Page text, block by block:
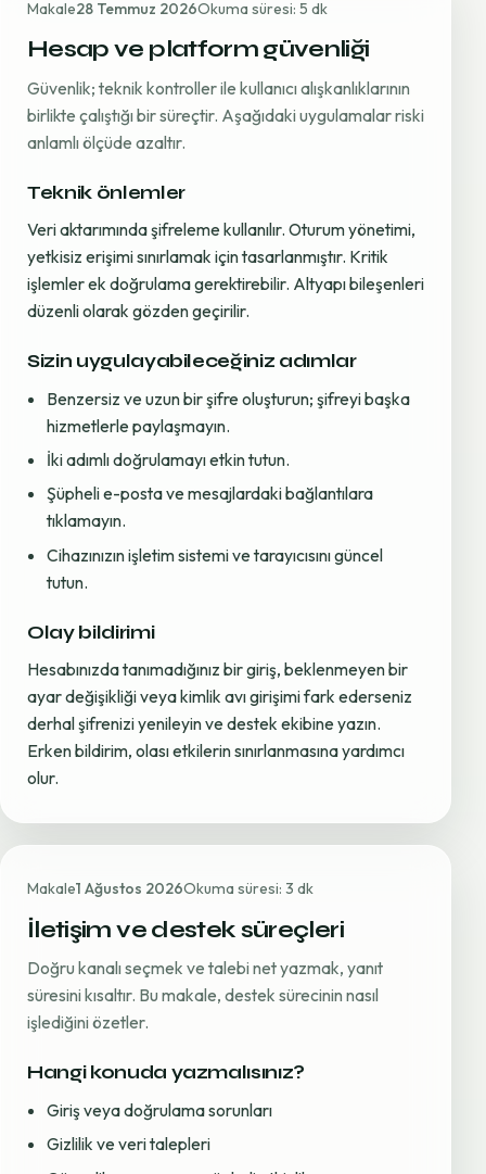
Makale28 Temmuz 2026Okuma süresi: 5 dk
Hesap ve platform güvenliği
Güvenlik; teknik kontroller ile kullanıcı alışkanlıklarının
birlikte çalıştığı bir süreçtir. Aşağıdaki uygulamalar riski
anlamlı ölçüde azaltır.
Teknik önlemler
Veri aktarımında şifreleme kullanılır. Oturum yönetimi,
yetkisiz erişimi sınırlamak için tasarlanmıştır. Kritik
işlemler ek doğrulama gerektirebilir. Altyapı bileşenleri
düzenli olarak gözden geçirilir.
Sizin uygulayabileceğiniz adımlar
Benzersiz ve uzun bir şifre oluşturun; şifreyi başka
hizmetlerle paylaşmayın.
İki adımlı doğrulamayı etkin tutun.
Şüpheli e-posta ve mesajlardaki bağlantılara
tıklamayın.
Cihazınızın işletim sistemi ve tarayıcısını güncel
tutun.
Olay bildirimi
Hesabınızda tanımadığınız bir giriş, beklenmeyen bir
ayar değişikliği veya kimlik avı girişimi fark ederseniz
derhal şifrenizi yenileyin ve destek ekibine yazın.
Erken bildirim, olası etkilerin sınırlanmasına yardımcı
olur.
Makale1 Ağustos 2026Okuma süresi: 3 dk
İletişim ve destek süreçleri
Doğru kanalı seçmek ve talebi net yazmak, yanıt
süresini kısaltır. Bu makale, destek sürecinin nasıl
işlediğini özetler.
Hangi konuda yazmalısınız?
Giriş veya doğrulama sorunları
Gizlilik ve veri talepleri